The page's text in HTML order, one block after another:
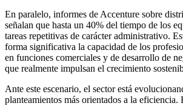
En paralelo, informes de Accenture sobre
señalan que hasta un 40% del tiempo de los
tareas repetitivas de carácter administrativo.
forma significativa la capacidad de los
en funciones comerciales y de desarrollo de
que realmente impulsan el crecimiento
Ante este escenario, el sector está
planteamientos más orientados a la eficiencia.